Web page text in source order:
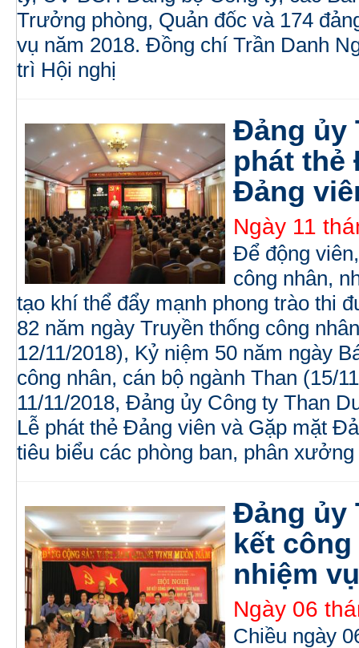
Trưởng phòng, Quản đốc và 174
vụ năm 2018. Đồng chí Trần Danh
trì Hội nghị
Đảng ủy
phát thẻ
Đảng
Ngày 11
Để động
công nhân,
tạo khí thể đẩy mạnh phong trào thi
82 năm ngày Truyền thống công
12/11/2018), Kỷ niệm 50 năm ngày
công nhân, cán bộ ngành Than (15/
11/11/2018, Đảng ủy Công ty Than
Lễ phát thẻ Đảng viên và Gặp mặt
tiêu biểu các phòng ban, phân
Đảng ủy
kết
nhiệm
Ngày 06
Chiều ngày